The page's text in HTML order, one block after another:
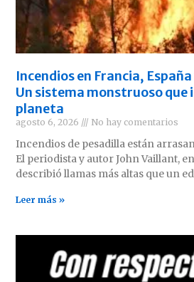
Incendios en Francia,
Un sistema monstruoso que
planeta
agosto 6, 2026 No hay comentarios
Incendios de pesadilla están
El periodista y autor John Vaillant,
describió llamas más altas que un
Leer más »